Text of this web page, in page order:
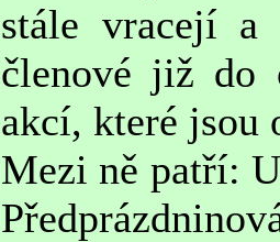
stále vracejí
členové již do
akcí, které jsou
Mezi ně patří: